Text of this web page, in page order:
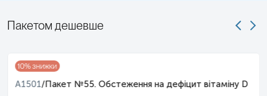
Пакетом дешевше
10% знижки
A1501/Пакет №55. Обстеження на дефіцит вітаміну D